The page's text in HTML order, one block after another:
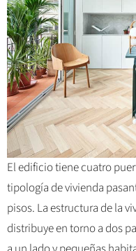
El edificio tiene cuatro
tipología de vivienda
pisos. La estructura de la
distribuye en torno a dos